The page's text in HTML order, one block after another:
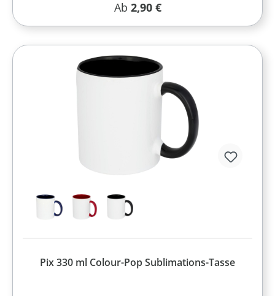
Regulärer Preis:
Ab 2,90 €
Pix 330 ml Colour-Pop Sublimations-Tasse